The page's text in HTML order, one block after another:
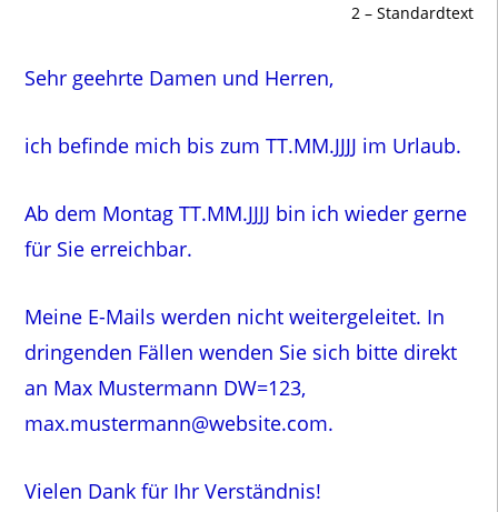
2 – Standardtext
Sehr geehrte Damen und Herren,
ich befinde mich bis zum TT.MM.JJJJ im Urlaub.
Ab dem Montag TT.MM.JJJJ bin ich wieder gerne
für Sie erreichbar.
Meine E-Mails werden nicht weitergeleitet. In
dringenden Fällen wenden Sie sich bitte direkt
an Max Mustermann DW=123,
max.mustermann@website.com.
Vielen Dank für Ihr Verständnis!